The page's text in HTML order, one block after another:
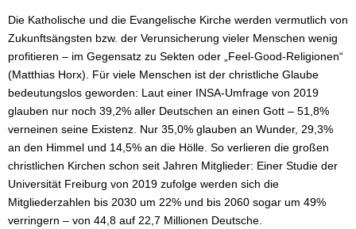
Die Katholische und die Evangelische Kirche werden vermutlich von
Zukunftsängsten bzw. der Verunsicherung vieler Menschen wenig
profitieren – im Gegensatz zu Sekten oder „Feel-Good-Religionen“
(Matthias Horx). Für viele Menschen ist der christliche Glaube
bedeutungslos geworden: Laut einer INSA-Umfrage von 2019
glauben nur noch 39,2% aller Deutschen an einen Gott – 51,8%
verneinen seine Existenz. Nur 35,0% glauben an Wunder, 29,3%
an den Himmel und 14,5% an die Hölle. So verlieren die großen
christlichen Kirchen schon seit Jahren Mitglieder: Einer Studie der
Universität Freiburg von 2019 zufolge werden sich die
Mitgliederzahlen bis 2030 um 22% und bis 2060 sogar um 49%
verringern – von 44,8 auf 22,7 Millionen Deutsche.